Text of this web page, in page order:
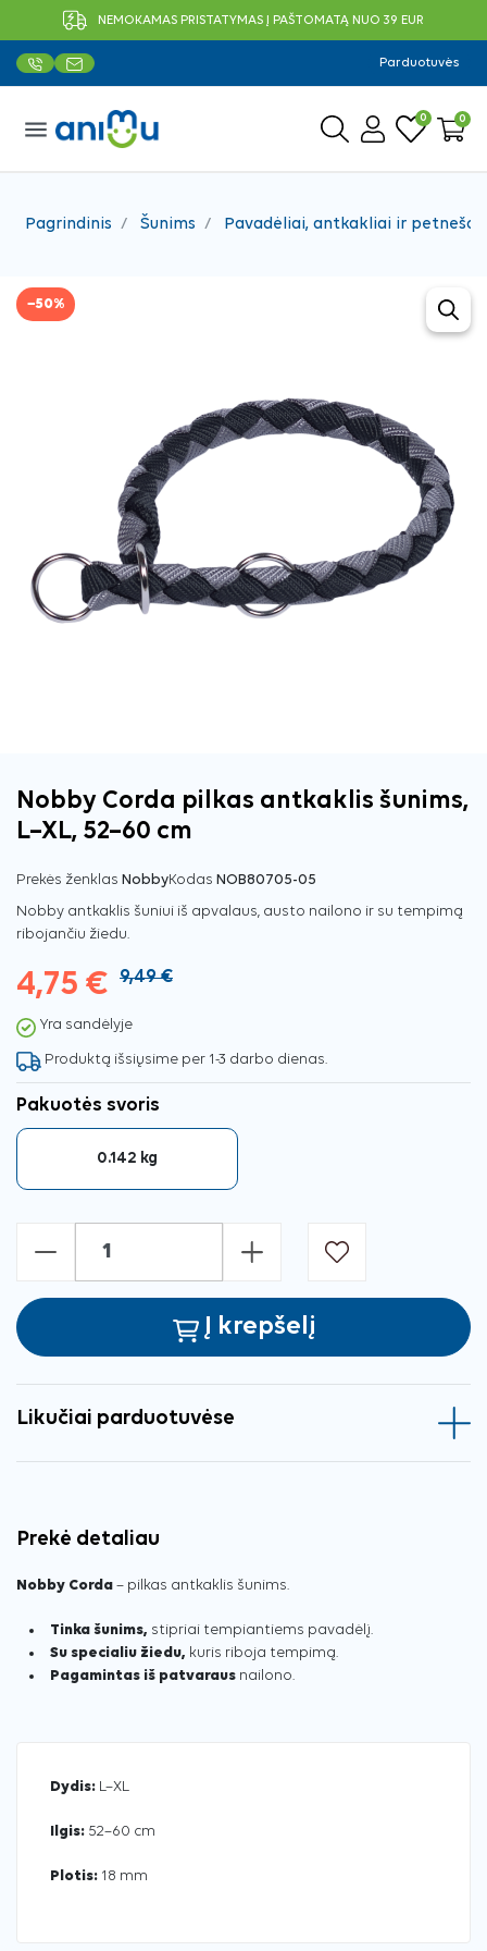
NEMOKAMAS PRISTATYMAS Į PAŠTOMATĄ NUO 39 EUR
Parduotuvės
menu 0 0
Pagrindinis Šunims Pavadėliai, antkakliai ir petnešos
−50%
Nobby Corda pilkas antkaklis šunims,
L–XL, 52–60 cm
Prekės ženklas NobbyKodas NOB80705-05
Nobby antkaklis šuniui iš apvalaus, austo nailono ir su tempimą
ribojančiu žiedu.
4,75 € 9,49 €
Yra sandėlyje
Produktą išsiųsime per 1-3 darbo dienas.
Pakuotės svoris
0.142 kg
- +
Į krepšelį
Likučiai parduotuvėse
Prekė detaliau
Nobby Corda – pilkas antkaklis šunims.
Tinka šunims, stipriai tempiantiems pavadėlį.
Su specialiu žiedu, kuris riboja tempimą.
Pagamintas iš patvaraus nailono.
Dydis: L–XL
Ilgis: 52–60 cm
Plotis: 18 mm